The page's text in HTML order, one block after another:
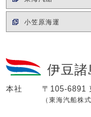
小笠原海運
伊豆
本社 〒105-6891
（東海汽船株